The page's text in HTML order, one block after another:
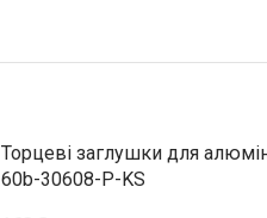
Торцеві заглушки для
60b-30608-P-KS